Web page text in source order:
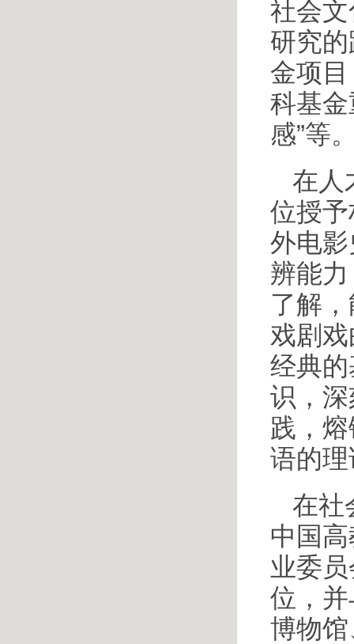
社会
研究
金项
科基
感”等
在人
位授
外电
辨能
了解
戏剧
经典
识，
践，
语的
在社
中国
业委
位，
博物